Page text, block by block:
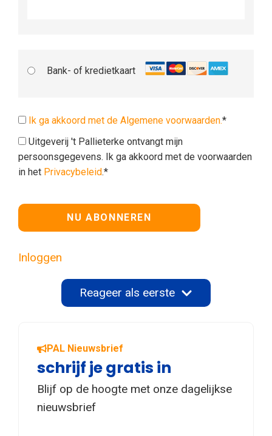
Bank- of kredietkaart
Ik ga akkoord met de Algemene voorwaarden.*
Uitgeverij 't Pallieterke ontvangt mijn
persoonsgegevens. Ik ga akkoord met de voorwaarden
in het Privacybeleid.*
Geen waarde
Inloggen
Reageer als eerste
PAL Nieuwsbrief
schrijf je gratis in
Blijf op de hoogte met onze dagelijkse
nieuwsbrief